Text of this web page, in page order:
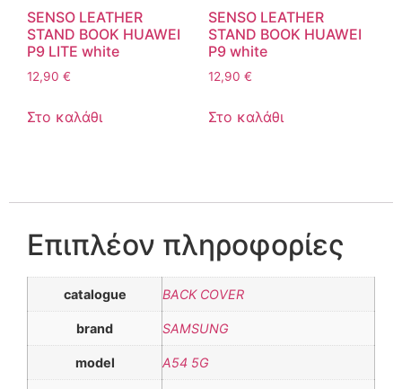
SENSO LEATHER
STAND BOOK HUAWEI
P9 LITE white
12,90 €
Στο καλάθι
SENSO LEATHER
STAND BOOK HUAWEI
P9 white
12,90 €
Στο καλάθι
Επιπλέον πληροφορίες
catalogue BACK COVER
brand SAMSUNG
model A54 5G